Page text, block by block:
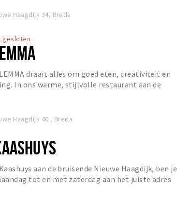
Haagdijk 34, Breda
gesloten
draait alles om goed eten, creativiteit en
In ons warme, stijlvolle restaurant aan de
Haagdijk 40 , Breda
aan de bruisende Nieuwe Haagdijk, ben je
tot en met zaterdag aan het juiste adres